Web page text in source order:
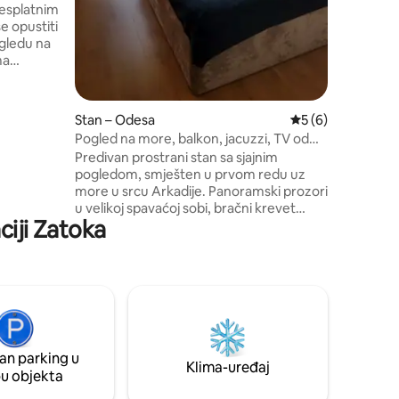
opustiti
na
Stan – Odesa Prosječna
5 (6)
Pogled na more, balkon, jacuzzi, TV od
75". Arkadia
Predivan prostrani stan sa sjajnim
pogledom, smješten u prvom redu uz
more u srcu Arkadije. Panoramski prozori
u velikoj spavaćoj sobi, bračni krevet
(king-size), udoban kauč i 75-inčni TV u
dnevnom boravku. 13. kat, 64 m², balkon.
24 sata dnevno zaštićeno područje,
generator i podzemno parkiralište koje
može poslužiti kao sklonište od bombi.
Zatoka
parking u
objekta
Klima-uređaj